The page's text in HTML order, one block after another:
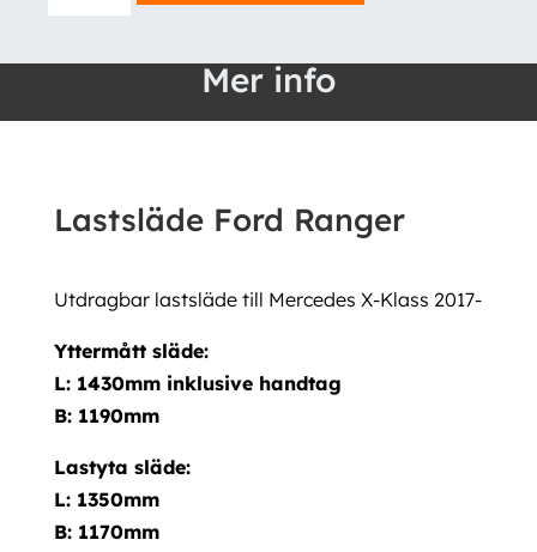
Mer info
Lastsläde Ford Ranger
Utdragbar lastsläde till Mercedes X-Klass 2017-
Yttermått släde:
L: 1430mm inklusive handtag
B: 1190mm
Lastyta släde:
L: 1350mm
B: 1170mm